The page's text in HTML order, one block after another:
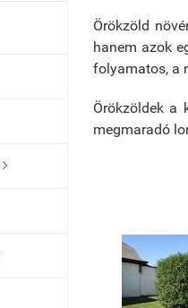

Örökzöld
hanem azok
folyamatos, a
Örökzöldek a
megmaradó